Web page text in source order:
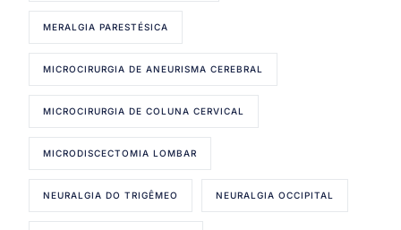
MERALGIA PARESTÉSICA
MICROCIRURGIA DE ANEURISMA CEREBRAL
MICROCIRURGIA DE COLUNA CERVICAL
MICRODISCECTOMIA LOMBAR
NEURALGIA DO TRIGÊMEO NEURALGIA OCCIPITAL